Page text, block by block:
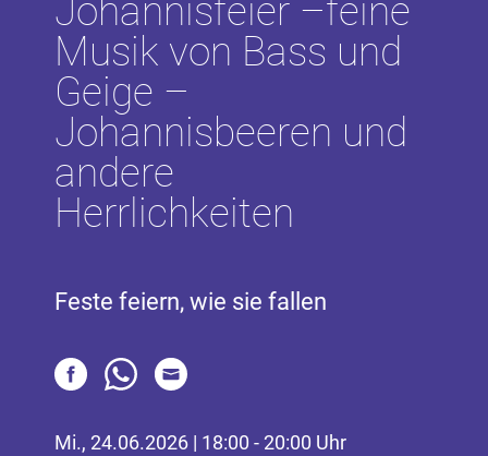
Johannisfeier –feine
Musik von Bass und
Geige –
Johannisbeeren und
andere
Herrlichkeiten
Feste feiern, wie sie fallen
Mi., 24.06.2026 | 18:00 - 20:00 Uhr